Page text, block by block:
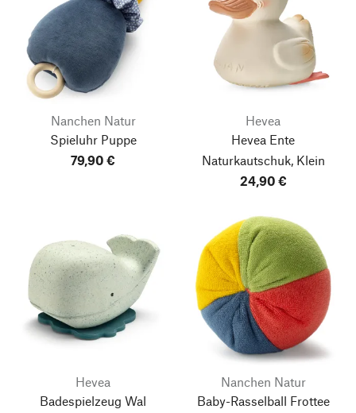
Nanchen Natur
Spieluhr Puppe
79,90 €
Hevea
Hevea Ente
Naturkautschuk, Klein
24,90 €
Hevea
Badespielzeug Wal
Nanchen Natur
Baby-Rasselball Frottee